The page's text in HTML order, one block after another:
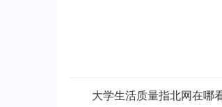
大学生活质量指北网在哪